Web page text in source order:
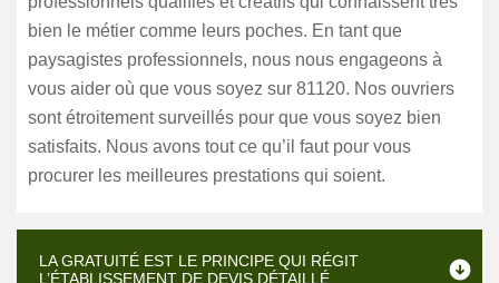
bien le métier comme leurs poches. En tant que
paysagistes professionnels, nous nous engageons à
vous aider où que vous soyez sur 81120. Nos ouvriers
sont étroitement surveillés pour que vous soyez bien
satisfaits. Nous avons tout ce qu’il faut pour vous
procurer les meilleures prestations qui soient.
LA GRATUITÉ EST LE PRINCIPE QUI RÉGIT
L’ÉTABLISSEMENT DE DEVIS DÉTAILLÉ